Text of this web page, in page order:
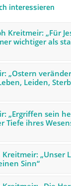
interessieren
Kreitmeir: „Für
wichtiger als
„Ostern
Leiden,
„Ergriffen sein
Tiefe ihres
„Unser
Sinn“